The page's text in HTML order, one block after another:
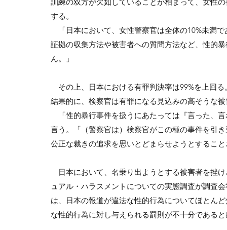
する。
「日本において、女性警察官は全体の10%未満
証拠の収集方法や被害者への質問方法など、性的
ん。」
その上、日本における有罪判決率は99%を上回
結果的に、検察官は有罪になる見込みの高そうな
「性的暴行事件を扱うにあたっては『言った、
言う。「（警察官は）検察官がこの種の事件を引
公正な裁きの追求を思いとどまらせようとするこ
日本において、名乗り出ようとする被害者を挫
ュアル・ハラスメントについての実態調査が調査
は、日本の報道が違法な性的行為についてほとん
な性的行為に対し与えられる罰則が不十分である